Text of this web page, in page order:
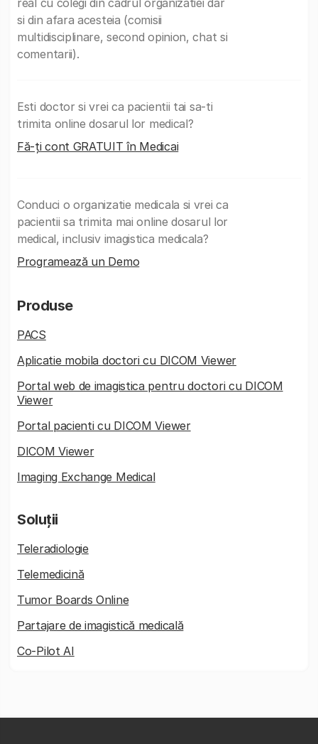
si din afara acesteia (comisii
multidisciplinare, second opinion, chat si
comentarii).
Esti doctor si vrei ca pacientii tai sa-ti
trimita online dosarul lor medical?
Fă-ți cont GRATUIT în Medicai
Conduci o organizatie medicala si vrei ca
pacientii sa trimita mai online dosarul lor
medical, inclusiv imagistica medicala?
Programează un Demo
Produse
PACS
Aplicatie mobila doctori cu DICOM Viewer
Portal web de imagistica pentru doctori cu DICOM
Viewer
Portal pacienti cu DICOM Viewer
DICOM Viewer
Imaging Exchange Medical
Soluții
Teleradiologie
Telemedicină
Tumor Boards Online
Partajare de imagistică medicală
Co-Pilot AI